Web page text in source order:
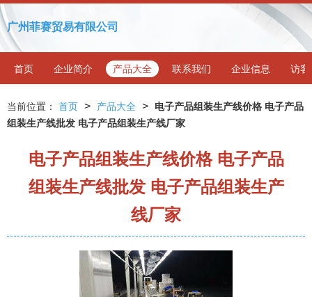
广州菲赛贸易有限公司
首页 企业简介 产品大全 联系我们 企业信息 访客
当前位置： 首页 > 产品大全 >
电子产品组装生产线价格 电子产品
组装生产线批发 电子产品组装生产线厂家
电子产品组装生产线价格 电子产品
组装生产线批发 电子产品组装生产
线厂家